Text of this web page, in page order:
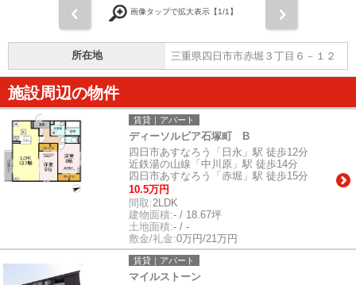
画像タップで拡大表示【1/1】
所在地 三重県四日市市赤堀３丁目６－１２
施設周辺の物件
賃貸｜アパート
ディーソルビア石塚町 B
四日市あすなろう「日永」駅 徒歩12分
近鉄湯の山線「中川原」駅 徒歩14分
四日市あすなろう「赤堀」駅 徒歩15分
10.5万円
間取:2LDK
建物面積:- / 18.67坪
土地面積:- / -
敷金/礼金:0万円/21万円
賃貸｜アパート
マイルストーン